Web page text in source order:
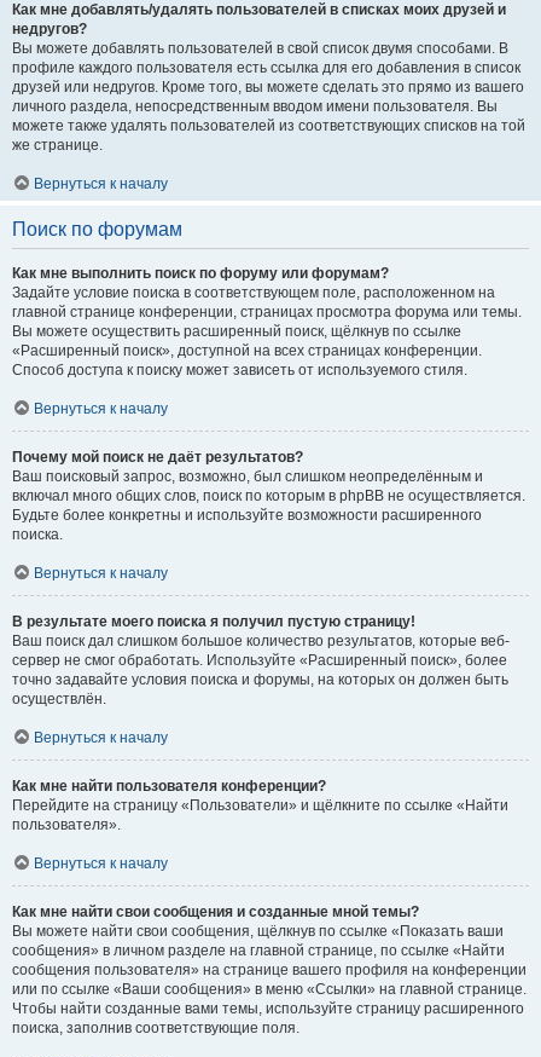
Как мне добавлять/удалять пользователей в списках моих друзей и
недругов?
Вы можете добавлять пользователей в свой список двумя способами. В
профиле каждого пользователя есть ссылка для его добавления в список
друзей или недругов. Кроме того, вы можете сделать это прямо из вашего
личного раздела, непосредственным вводом имени пользователя. Вы
можете также удалять пользователей из соответствующих списков на той
же странице.
Вернуться к началу
Поиск по форумам
Как мне выполнить поиск по форуму или форумам?
Задайте условие поиска в соответствующем поле, расположенном на
главной странице конференции, страницах просмотра форума или темы.
Вы можете осуществить расширенный поиск, щёлкнув по ссылке
«Расширенный поиск», доступной на всех страницах конференции.
Способ доступа к поиску может зависеть от используемого стиля.
Вернуться к началу
Почему мой поиск не даёт результатов?
Ваш поисковый запрос, возможно, был слишком неопределённым и
включал много общих слов, поиск по которым в phpBB не осуществляется.
Будьте более конкретны и используйте возможности расширенного
поиска.
Вернуться к началу
В результате моего поиска я получил пустую страницу!
Ваш поиск дал слишком большое количество результатов, которые веб-
сервер не смог обработать. Используйте «Расширенный поиск», более
точно задавайте условия поиска и форумы, на которых он должен быть
осуществлён.
Вернуться к началу
Как мне найти пользователя конференции?
Перейдите на страницу «Пользователи» и щёлкните по ссылке «Найти
пользователя».
Вернуться к началу
Как мне найти свои сообщения и созданные мной темы?
Вы можете найти свои сообщения, щёлкнув по ссылке «Показать ваши
сообщения» в личном разделе на главной странице, по ссылке «Найти
сообщения пользователя» на странице вашего профиля на конференции
или по ссылке «Ваши сообщения» в меню «Ссылки» на главной странице.
Чтобы найти созданные вами темы, используйте страницу расширенного
поиска, заполнив соответствующие поля.